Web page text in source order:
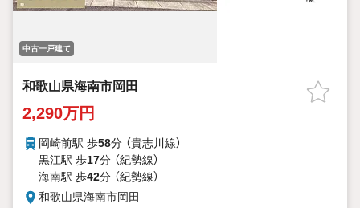
中古一戸建て
和歌山県海南市岡田
2,290万円
岡崎前駅 歩58分 （貴志川線）
黒江駅 歩17分 （紀勢線）
海南駅 歩42分 （紀勢線）
和歌山県海南市岡田